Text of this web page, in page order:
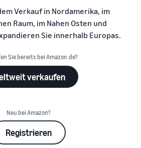
Verkauf in Nordamerika, im
Raum, im Nahen Osten und
Sie innerhalb Europas.
Sie bereits bei Amazon.de?
verkaufen
Neu bei Amazon?
Registrieren